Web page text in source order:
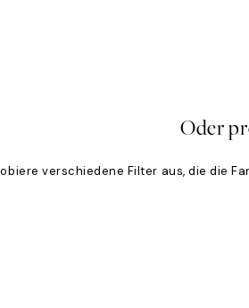
Oder
verschiedene Filter aus, die die